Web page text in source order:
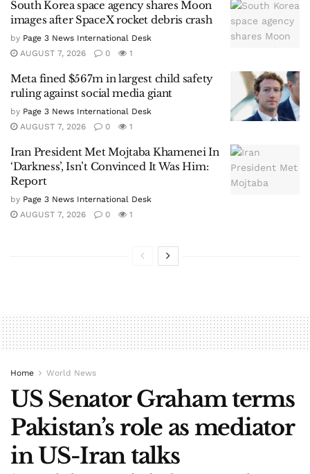
South Korea space agency shares Moon
images after SpaceX rocket debris crash
by Page 3 News International Desk
AUGUST 7, 2026
0 1
Meta fined $567m in largest child safety
ruling against social media giant
by Page 3 News International Desk
AUGUST 7, 2026
0 1
Iran President Met Mojtaba Khamenei In
‘Darkness’, Isn’t Convinced It Was Him:
Report
by Page 3 News International Desk
AUGUST 7, 2026
0 1
Home World News
US Senator Graham terms
Pakistan’s role as mediator
in US-Iran talks